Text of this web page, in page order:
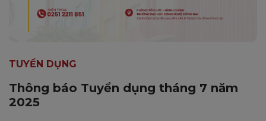
TUYỂN DỤNG
Thông báo Tuyển dụng tháng 7 năm
2025